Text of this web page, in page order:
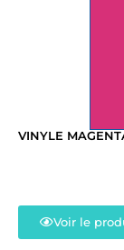
VINYLE
Voir le